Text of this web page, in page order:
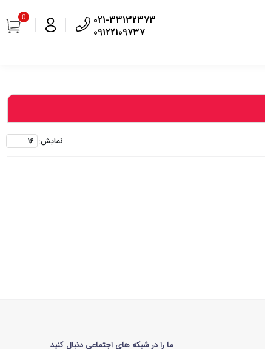
021-33132373
09122109737
0
نمايش:
ما را در شبکه های اجتماعی دنبال کنید